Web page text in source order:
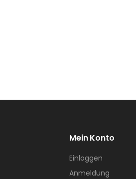
Mein Konto
Einloggen
Anmeldung